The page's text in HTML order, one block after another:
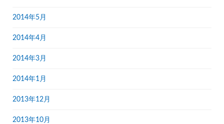
2014年5月
2014年4月
2014年3月
2014年1月
2013年12月
2013年10月